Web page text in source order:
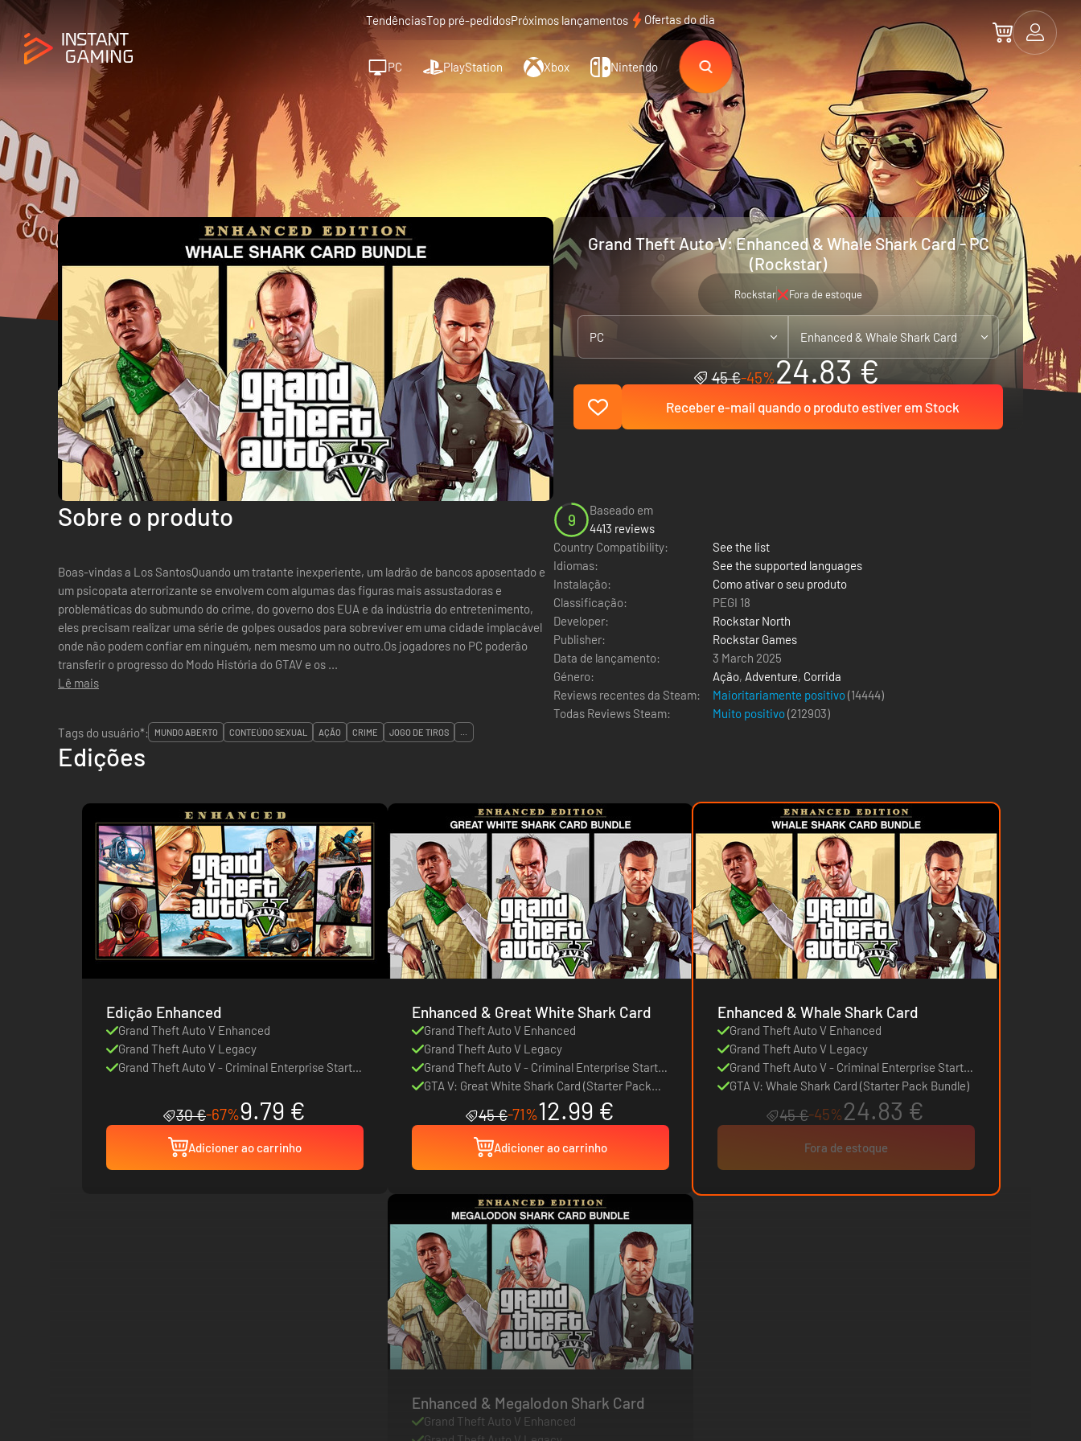
TendênciasTop pré-pedidosPróximos lançamentos Ofertas do dia
PC PlayStation Xbox Nintendo
Grand Theft Auto V: Enhanced & Whale Shark Card - PC
(Rockstar)
Rockstar Fora de estoque
PC Enhanced & Whale Shark Card
45 €-45%24.83 €
Receber e-mail quando o produto estiver em Stock
Sobre o produto
Boas-vindas a Los SantosQuando um tratante inexperiente, um ladrão de bancos aposentado e
um psicopata aterrorizante se envolvem com algumas das figuras mais assustadoras e
problemáticas do submundo do crime, do governo dos EUA e da indústria do entretenimento,
eles precisam realizar uma série de golpes ousados para sobreviver em uma cidade implacável
onde não podem confiar em ninguém, nem mesmo um no outro.Os jogadores no PC poderão
transferir o progresso do Modo História do GTAV e os ...
Lê mais
9
Baseado em
4413 reviews
Country Compatibility:
See the list
Idiomas:
See the supported languages
Instalação:
Como ativar o seu produto
Classificação:
PEGI 18
Developer:
Rockstar North
Publisher:
Rockstar Games
Data de lançamento:
3 March 2025
Género:
Ação, Adventure, Corrida
Reviews recentes da Steam:
Maioritariamente positivo(14444)
Todas Reviews Steam:
Muito positivo(212903)
Tags do usuário*:
MUNDO ABERTO CONTEÚDO SEXUAL AÇÃO CRIME JOGO DE TIROS ...
Edições
Edição Enhanced
Grand Theft Auto V Enhanced
Grand Theft Auto V Legacy
Grand Theft Auto V - Criminal Enterprise Starter
30 €-67%9.79 €
Adicioner ao carrinho
Enhanced & Great White Shark Card
Grand Theft Auto V Enhanced
Grand Theft Auto V Legacy
Grand Theft Auto V - Criminal Enterprise Starter
Pack
GTA V: Great White Shark Card (Starter Pack
45 €-71%12.99 €
Adicioner ao carrinho
Enhanced & Whale Shark Card
Grand Theft Auto V Enhanced
Grand Theft Auto V Legacy
Grand Theft Auto V - Criminal Enterprise Starter
Pack
GTA V: Whale Shark Card (Starter Pack Bundle)
45 €-45%24.83 €
Fora de estoque
Enhanced & Megalodon Shark Card
Grand Theft Auto V Enhanced